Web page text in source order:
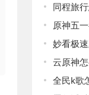
同程旅
妙看极
全民k歌